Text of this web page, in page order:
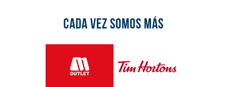
CADA VEZ SOMOS MÁS